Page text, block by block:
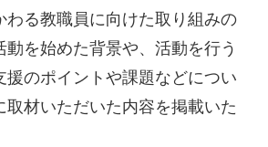
わる教職員に向けた取り組みの
動を始めた背景や、活動を行う
援のポイントや課題などについ
取材いただいた内容を掲載いた